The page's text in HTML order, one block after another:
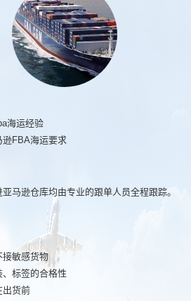
海运经验
逊FBA海运要求
马逊仓库均由专业的跟单人员全程跟踪。
接敏感货物
、标签的合格性
出货前